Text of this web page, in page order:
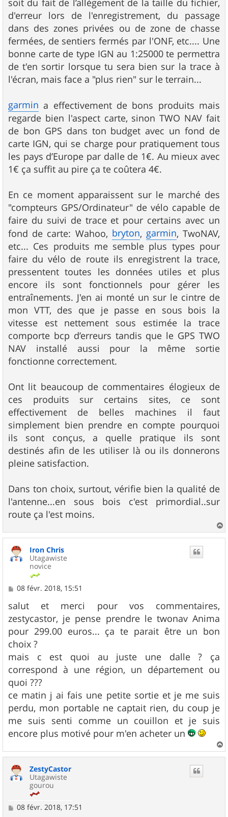
soit du fait de l’allègement de la taille du fichier,
d'erreur lors de l'enregistrement, du passage
dans des zones privées ou de zone de chasse
fermées, de sentiers fermés par l'ONF, etc.... Une
bonne carte de type IGN au 1:25000 te permettra
de t'en sortir lorsque tu sera bien sur la trace à
l'écran, mais face a "plus rien" sur le terrain...
garmin a effectivement de bons produits mais
regarde bien l'aspect carte, sinon TWO NAV fait
de bon GPS dans ton budget avec un fond de
carte IGN, qui se charge pour pratiquement tous
les pays d’Europe par dalle de 1€. Au mieux avec
1€ ça suffit au pire ça te coûtera 4€.
En ce moment apparaissent sur le marché des
"compteurs GPS/Ordinateur" de vélo capable de
faire du suivi de trace et pour certains avec un
fond de carte: Wahoo, bryton, garmin, TwoNAV,
etc... Ces produits me semble plus types pour
faire du vélo de route ils enregistrent la trace,
pressentent toutes les données utiles et plus
encore ils sont fonctionnels pour gérer les
entraînements. J'en ai monté un sur le cintre de
mon VTT, des que je passe en sous bois la
vitesse est nettement sous estimée la trace
comporte bcp d’erreurs tandis que le GPS TWO
NAV installé aussi pour la même sortie
fonctionne correctement.
Ont lit beaucoup de commentaires élogieux de
ces produits sur certains sites, ce sont
effectivement de belles machines il faut
simplement bien prendre en compte pourquoi
ils sont conçus, a quelle pratique ils sont
destinés afin de les utiliser là ou ils donnerons
pleine satisfaction.
Dans ton choix, surtout, vérifie bien la qualité de
l'antenne...en sous bois c'est primordial..sur
route ça l'est moins.
a
Iron Chris
Utagawiste
novice
M
s
s
a
g
e
08 févr. 2018, 15:51
salut et merci pour vos commentaires,
zestycastor, je pense prendre le twonav Anima
pour 299.00 euros... ça te parait être un bon
choix ?
mais c est quoi au juste une dalle ? ça
correspond à une région, un département ou
quoi ???
ce matin j ai fais une petite sortie et je me suis
perdu, mon portable ne captait rien, du coup je
me suis senti comme un couillon et je suis
encore plus motivé pour m'en acheter un
a
ZestyCastor
Utagawiste
gourou
M
08 févr. 2018, 17:51